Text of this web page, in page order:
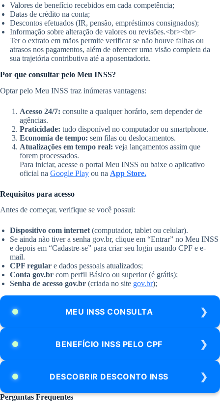
Valores de benefício recebidos em cada competência;
Datas de crédito na conta;
Descontos efetuados (IR, pensão, empréstimos consignados);
Informação sobre alteração de valores ou revisões.<br><br>
Ter o extrato em mãos permite verificar se não houve falhas ou
atrasos nos pagamentos, além de oferecer uma visão completa da
sua trajetória contributiva até a aposentadoria.
Por que consultar pelo Meu INSS?
Optar pelo Meu INSS traz inúmeras vantagens:
Acesso 24/7: consulte a qualquer horário, sem depender de
agências.
Praticidade: tudo disponível no computador ou smartphone.
Economia de tempo: sem filas ou deslocamentos.
Atualizações em tempo real: veja lançamentos assim que
forem processados.
Para iniciar, acesse o portal Meu INSS ou baixe o aplicativo
oficial na Google Play ou na App Store.
Requisitos para acesso
Antes de começar, verifique se você possui:
Dispositivo com internet (computador, tablet ou celular).
Se ainda não tiver a senha gov.br, clique em “Entrar” no Meu INSS
e depois em “Cadastre-se” para criar seu login usando CPF e e-
mail.
CPF regular e dados pessoais atualizados;
Conta gov.br com perfil Básico ou superior (é grátis);
Senha de acesso gov.br (criada no site gov.br);
MEU INSS CONSULTA
BENEFÍCIO INSS PELO CPF
DESCOBRIR DESCONTO INSS
Perguntas Frequentes